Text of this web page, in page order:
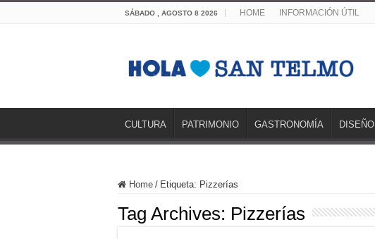
SÁBADO , AGOSTO 8 2026 HOME INFORMACIÓN ÚTIL
CULTURA PATRIMONIO GASTRONOMÍA DISEÑO
Home / Etiqueta: Pizzerías
Tag Archives: Pizzerías